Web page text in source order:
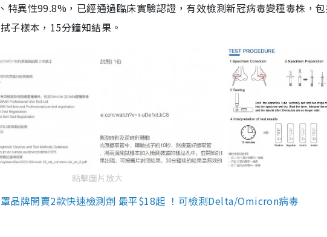
特異性99.8%，已經通過臨床實驗認證，有效檢測新冠病毒變種毒株，
子樣本，15分鐘知結果。
點擊圖片放大
品牌開賣2款快速檢測劑 最平$18起 ！可檢測Delta/Omicron病毒